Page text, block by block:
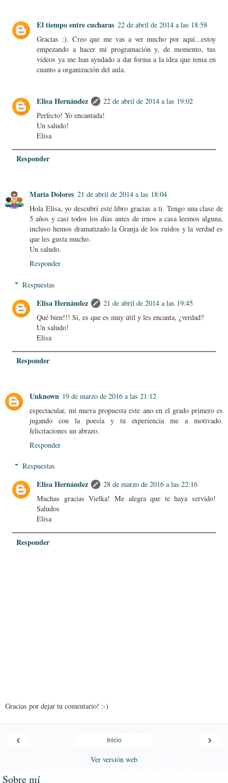
El tiempo entre cucharas 22 de abril de 2014 a las 18:58
Gracias :). Creo que me vas a ver mucho por aquí...estoy
empezando a hacer mi programación y, de momento, tus
vídeos ya me han ayudado a dar forma a la idea que tenia en
cuanto a organización del aula.
Elisa Hernández
22 de abril de 2014 a las 19:02
Perfecto! Yo encantada!
Un saludo!
Elisa
Responder
María Dolores 21 de abril de 2014 a las 18:04
Hola Elisa, yo descubrí esté libro gracias a ti. Tengo una clase de
5 años y casi todos los días antes de irnos a casa leemos alguna,
incluso hemos dramatizado la Granja de los ruidos y la verdad es
que les gusta mucho.
Un saludo.
Responder
Respuestas
Elisa Hernández
21 de abril de 2014 a las 19:45
Qué bien!!! Si, es que es muy útil y les encanta, ¿verdad?
Un saludo!
Elisa
Responder
Unknown 19 de marzo de 2016 a las 21:12
espectacular, mi nueva propuesta este ano en el grado primero es
jugando con la poesía y tu experiencia me a motivado.
felicitaciones un abrazo.
Responder
Respuestas
Elisa Hernández
28 de marzo de 2016 a las 22:16
Muchas gracias Vielka! Me alegra que te haya servido!
Saludos
Elisa
Responder
Gracias por dejar tu comentario! :-)
‹ ›
Inicio
Ver versión web
Sobre mí